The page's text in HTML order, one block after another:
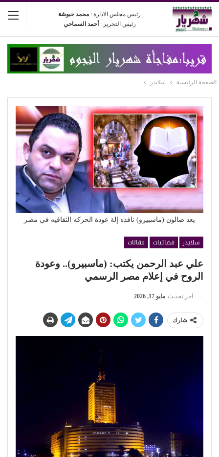
رئيس مجلس الادارة : محمد حبوشة
رئيس التحرير : أحمد السماحي
الصفحة الرئيسية سلايدر
يعد صالون (ماسبيرو) نافذه إلة عودة الحركه الثقافيه في مصر
سلايدر فضائيات
مقالات
علي عبد الرحمن يكتب: (ماسبيرو).. وعودة
الروح في إعلام مصر الرسمي
آخر تحديث مايو 17, 2026
شارك